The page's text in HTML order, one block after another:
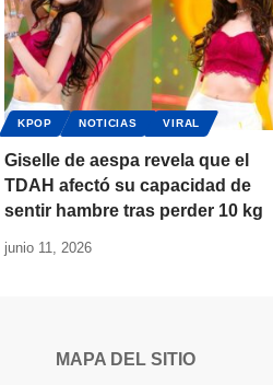
KPOP NOTICIAS VIRAL
Giselle de aespa revela que el
TDAH afectó su capacidad de
sentir hambre tras perder 10 kg
junio 11, 2026
MAPA DEL SITIO